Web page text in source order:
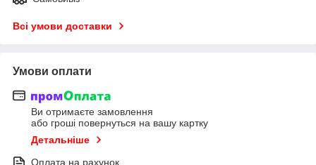
Всі умови доставки
Умови оплати
Ви отримаєте замовлення
або гроші повернуться на вашу картку
Детальніше
Оплата на рахунок